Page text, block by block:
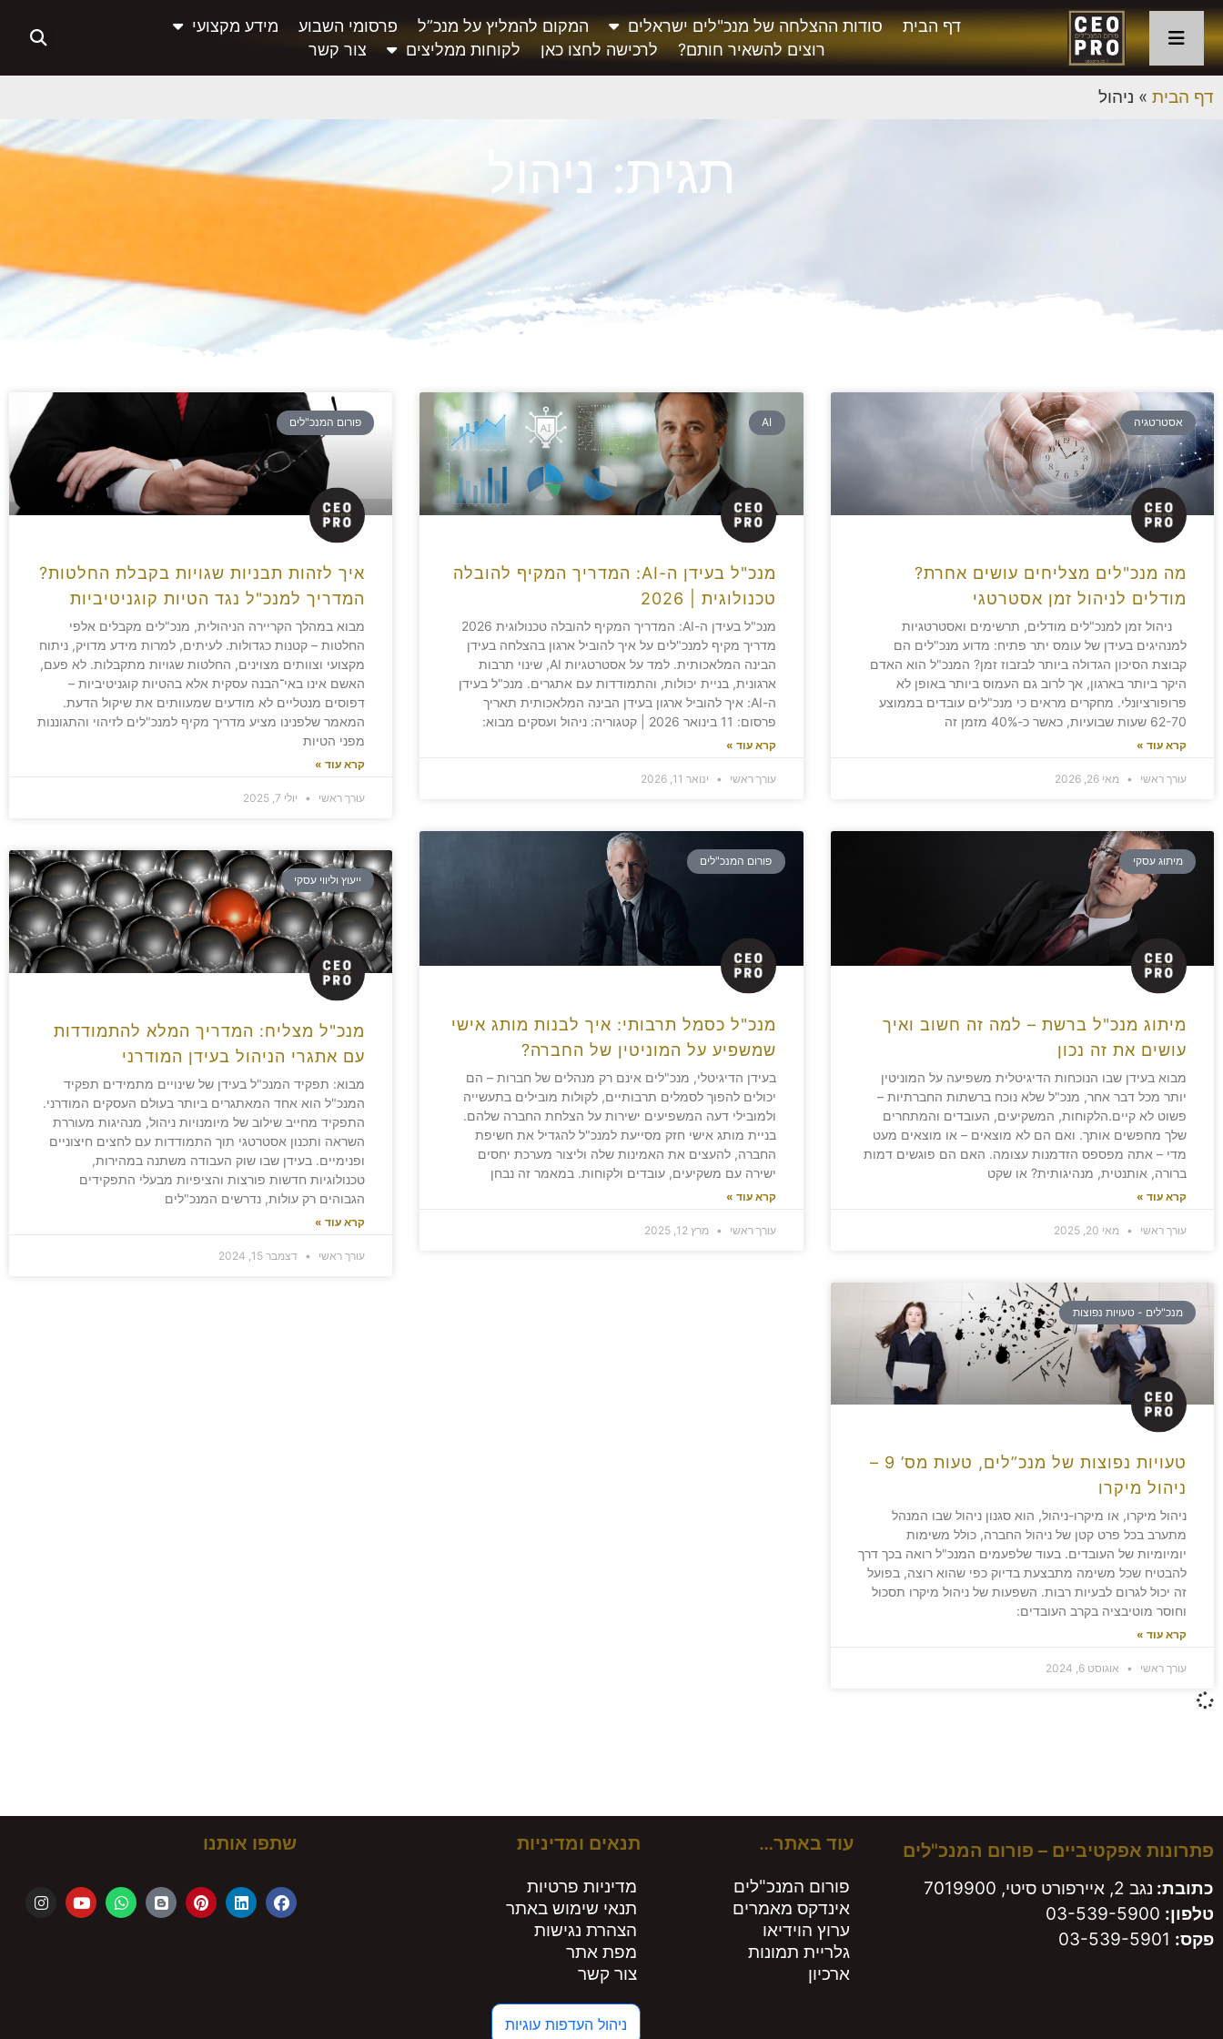
דף הבית סודות ההצלחה של מנכ"לים ישראלים המקום להמליץ על מנכ”ל פרסומי השבוע
מידע מקצועי
רוצים להשאיר חותם?
לרכישה לחצו כאן לקוחות ממליצים צור קשר
דף הבית » ניהול
תגית: ניהול
אסטרטגיה
מה מנכ"לים מצליחים עושים אחרת?
מודלים לניהול זמן אסטרטגי
ניהול זמן למנכ"לים מודלים, תרשימים ואסטרטגיות
למנהיגים בעידן של עומס יתר פתיח: מדוע מנכ"לים הם
קבוצת הסיכון הגדולה ביותר לבזבוז זמן? המנכ"ל הוא האדם
היקר ביותר בארגון, אך לרוב גם העמוס ביותר באופן לא
פרופורציונלי. מחקרים מראים כי מנכ"לים עובדים בממוצע
62-70 שעות שבועיות, כאשר כ-40% מזמן זה
קרא עוד »
עורך ראשי מאי 26, 2026
AI
מנכ"ל בעידן ה-AI: המדריך המקיף להובלה
טכנולוגית | 2026
מנכ"ל בעידן ה-AI: המדריך המקיף להובלה טכנולוגית 2026
מדריך מקיף למנכ"לים על איך להוביל ארגון בהצלחה בעידן
הבינה המלאכותית. למד על אסטרטגיות AI, שינוי תרבות
ארגונית, בניית יכולות, והתמודדות עם אתגרים. מנכ"ל בעידן
ה-AI: איך להוביל ארגון בעידן הבינה המלאכותית תאריך
פרסום: 11 בינואר 2026 | קטגוריה: ניהול ועסקים מבוא:
קרא עוד »
עורך ראשי ינואר 11, 2026
פורום המנכ"לים
איך לזהות תבניות שגויות בקבלת החלטות?
המדריך למנכ"ל נגד הטיות קוגניטיביות
מבוא במהלך הקריירה הניהולית, מנכ"לים מקבלים אלפי
החלטות – קטנות כגדולות. לעיתים, למרות מידע מדויק, ניתוח
מקצועי וצוותים מצוינים, החלטות שגויות מתקבלות. לא פעם,
האשם אינו באי־הבנה עסקית אלא בהטיות קוגניטיביות –
דפוסים מנטליים לא מודעים שמעוותים את שיקול הדעת.
המאמר שלפנינו מציע מדריך מקיף למנכ"לים לזיהוי והתגוננות
מפני הטיות
קרא עוד »
עורך ראשי יולי 7, 2025
מיתוג עסקי
מיתוג מנכ"ל ברשת – למה זה חשוב ואיך
עושים את זה נכון
מבוא בעידן שבו הנוכחות הדיגיטלית משפיעה על המוניטין
יותר מכל דבר אחר, מנכ"ל שלא נוכח ברשתות החברתיות –
פשוט לא קיים.הלקוחות, המשקיעים, העובדים והמתחרים
שלך מחפשים אותך. ואם הם לא מוצאים – או מוצאים מעט
מדי – אתה מפספס הזדמנות עצומה. האם הם פוגשים דמות
ברורה, אותנטית, מנהיגותית? או שקט
קרא עוד »
עורך ראשי מאי 20, 2025
פורום המנכ"לים
מנכ"ל כסמל תרבותי: איך לבנות מותג אישי
שמשפיע על המוניטין של החברה?
בעידן הדיגיטלי, מנכ"לים אינם רק מנהלים של חברות – הם
יכולים להפוך לסמלים תרבותיים, לקולות מובילים בתעשייה
ולמובילי דעה המשפיעים ישירות על הצלחת החברה שלהם.
בניית מותג אישי חזק מסייעת למנכ"ל להגדיל את חשיפת
החברה, להעצים את האמינות שלה וליצור מערכת יחסים
ישירה עם משקיעים, עובדים ולקוחות. במאמר זה נבחן
קרא עוד »
עורך ראשי מרץ 12, 2025
ייעוץ וליווי עסקי
מנכ"ל מצליח: המדריך המלא להתמודדות
עם אתגרי הניהול בעידן המודרני
מבוא: תפקיד המנכ"ל בעידן של שינויים מתמידים תפקיד
המנכ"ל הוא אחד המאתגרים ביותר בעולם העסקים המודרני.
התפקיד מחייב שילוב של מיומנויות ניהול, מנהיגות מעוררת
השראה ותכנון אסטרטגי תוך התמודדות עם לחצים חיצוניים
ופנימיים. בעידן שבו שוק העבודה משתנה במהירות,
טכנולוגיות חדשות פורצות והציפיות מבעלי התפקידים
הגבוהים רק עולות, נדרשים המנכ"לים
קרא עוד »
עורך ראשי דצמבר 15, 2024
מנכ"לים - טעויות נפוצות
טעויות נפוצות של מנכ”לים, טעות מס’ 9 –
ניהול מיקרו
ניהול מיקרו, או מיקרו-ניהול, הוא סגנון ניהול שבו המנהל
מתערב בכל פרט קטן של ניהול החברה, כולל משימות
יומיומיות של העובדים. בעוד שלפעמים המנכ"ל רואה בכך דרך
להבטיח שכל משימה מתבצעת בדיוק כפי שהוא רוצה, בפועל
זה יכול לגרום לבעיות רבות. השפעות של ניהול מיקרו תסכול
וחוסר מוטיבציה בקרב העובדים:
קרא עוד »
עורך ראשי אוגוסט 6, 2024
משאירים חותם!
פתרונות אפקטיביים – פורום המנכ"לים
כתובת: נגב 2, איירפורט סיטי, 7019900
טלפון: 03-539-5900
פקס:
עוד באתר…
פורום המנכ"לים
אינדקס מאמרים
ערוץ הוידיאו
גלריית תמונות
ארכיון
תנאים ומדיניות
מדיניות פרטיות
תנאי שימוש באתר
הצהרת נגישות
מפת אתר
צור קשר
ניהול העדפות עוגיות
שתפו אותנו